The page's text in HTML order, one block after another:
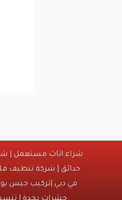
شراء اثاث مستعمل
حدائق
شركة تنظيف
في دبي |تركيب جبس